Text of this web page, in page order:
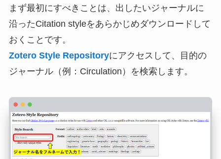
まず最初にすべきことは、出したいジャーナルに
沿ったCitation styleをあらかじめダウンロードして
おくことです。
Zotero Style Repositoryにアクセスして、目的の
ジャーナル（例：Circulation）を検索します。